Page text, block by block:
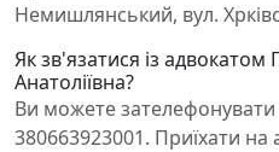
Немишлянський, вул.
Як зв'язатися із адвокатом
Анатоліївна?
Ви можете
380663923001. Приїхати на